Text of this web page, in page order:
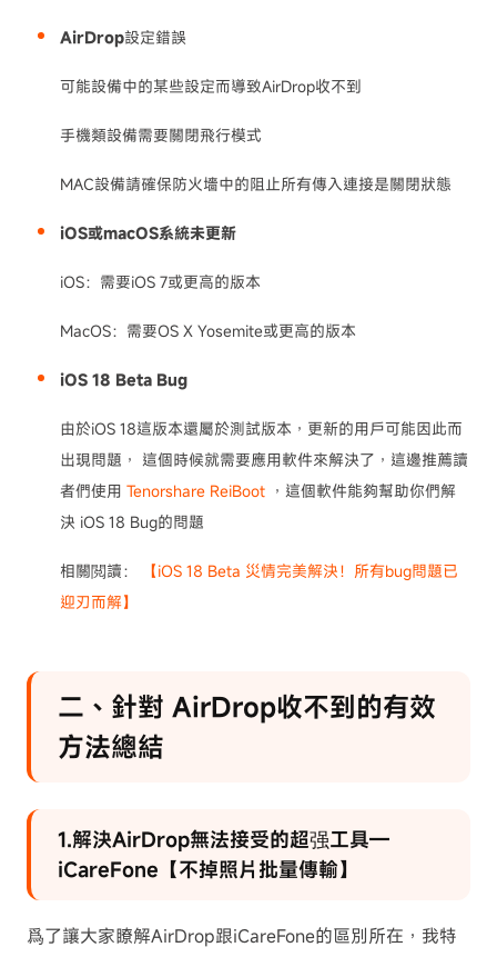
AirDrop設定錯誤
可能設備中的某些設定而導致AirDrop收不到
手機類設備需要關閉飛行模式
MAC設備請確保防火墻中的阻止所有傳入連接是關閉狀態
iOS或macOS系統未更新
iOS：需要iOS 7或更高的版本
MacOS：需要OS X Yosemite或更高的版本
iOS 18 Beta Bug
由於iOS 18這版本還屬於測試版本，更新的用戶可能因此而
出現問題， 這個時候就需要應用軟件來解決了，這邊推薦讀
者們使用 Tenorshare ReiBoot ，這個軟件能夠幫助你們解
決 iOS 18 Bug的問題
相關閲讀：
【iOS 18 Beta 災情完美解決！所有bug問題已
迎刃而解】
二、針對 AirDrop收不到的有效
方法總結
1.解決AirDrop無法接受的超强工具—
iCareFone【不掉照片批量傳輸】
爲了讓大家瞭解AirDrop跟iCareFone的區別所在，我特